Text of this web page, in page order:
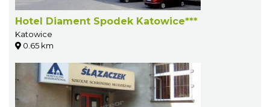
Hotel Diament Spodek Katowice***
Katowice
0.65 km